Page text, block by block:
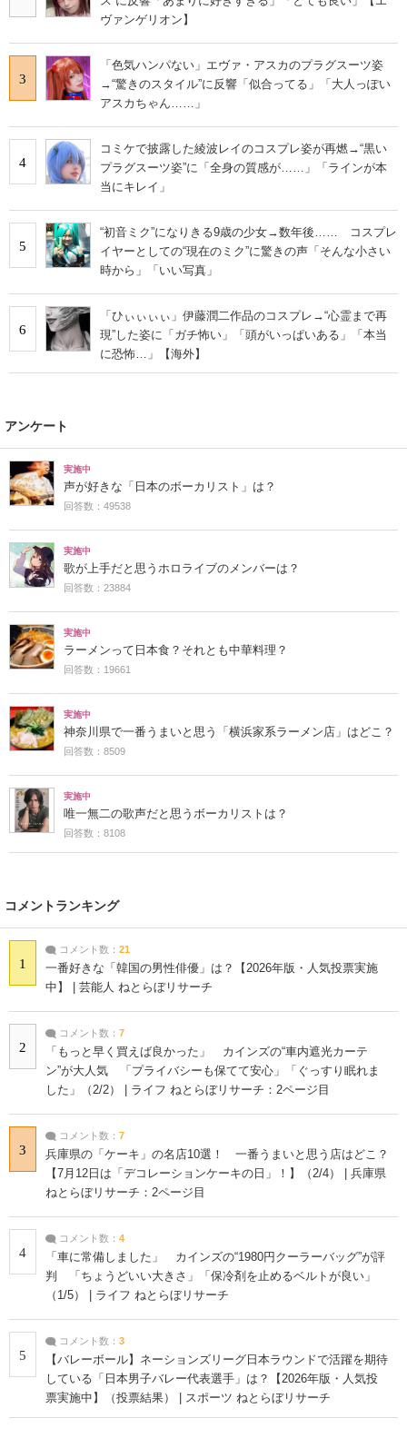
ヴァンゲリオン】
3
「色気ハンパない」エヴァ・アスカのプラグスーツ姿
→“驚きのスタイル”に反響「似合ってる」「大人っぽい
アスカちゃん……」
4
コミケで披露した綾波レイのコスプレ姿が再燃→“黒い
プラグスーツ姿”に「全身の質感が……」「ラインが本
当にキレイ」
5
“初音ミク”になりきる9歳の少女→数年後…… コスプレ
イヤーとしての“現在のミク”に驚きの声「そんな小さい
時から」「いい写真」
6
「ひぃぃぃぃ」伊藤潤二作品のコスプレ→“心霊まで再
現”した姿に「ガチ怖い」「頭がいっぱいある」「本当
に恐怖…」【海外】
アンケート
実施中
声が好きな「日本のボーカリスト」は？
回答数：49538
実施中
歌が上手だと思うホロライブのメンバーは？
回答数：23884
実施中
ラーメンって日本食？それとも中華料理？
回答数：19661
実施中
神奈川県で一番うまいと思う「横浜家系ラーメン店」はどこ？
回答数：8509
実施中
唯一無二の歌声だと思うボーカリストは？
回答数：8108
コメントランキング
1
コメント数： 21
一番好きな「韓国の男性俳優」は？【2026年版・人気投票実施
中】 | 芸能人 ねとらぼリサーチ
2
コメント数： 7
「もっと早く買えば良かった」 カインズの“車内遮光カーテ
ン”が大人気 「プライバシーも保てて安心」「ぐっすり眠れま
した」（2/2） | ライフ ねとらぼリサーチ：2ページ目
3
コメント数： 7
兵庫県の「ケーキ」の名店10選！ 一番うまいと思う店はどこ？
【7月12日は「デコレーションケーキの日」！】（2/4） | 兵庫県
ねとらぼリサーチ：2ページ目
4
コメント数： 4
「車に常備しました」 カインズの“1980円クーラーバッグ”が評
判 「ちょうどいい大きさ」「保冷剤を止めるベルトが良い」
（1/5） | ライフ ねとらぼリサーチ
5
コメント数： 3
【バレーボール】ネーションズリーグ日本ラウンドで活躍を期待
している「日本男子バレー代表選手」は？【2026年版・人気投
票実施中】（投票結果） | スポーツ ねとらぼリサーチ